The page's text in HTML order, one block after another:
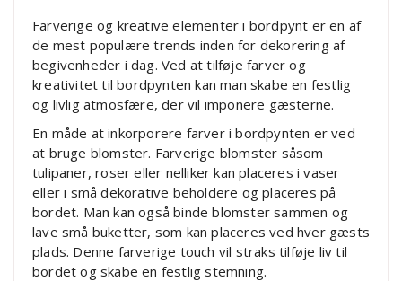
Farverige og kreative elementer i bordpynt er en af
de mest populære trends inden for dekorering af
begivenheder i dag. Ved at tilføje farver og
kreativitet til bordpynten kan man skabe en festlig
og livlig atmosfære, der vil imponere gæsterne.
En måde at inkorporere farver i bordpynten er ved
at bruge blomster. Farverige blomster såsom
tulipaner, roser eller nelliker kan placeres i vaser
eller i små dekorative beholdere og placeres på
bordet. Man kan også binde blomster sammen og
lave små buketter, som kan placeres ved hver gæsts
plads. Denne farverige touch vil straks tilføje liv til
bordet og skabe en festlig stemning.